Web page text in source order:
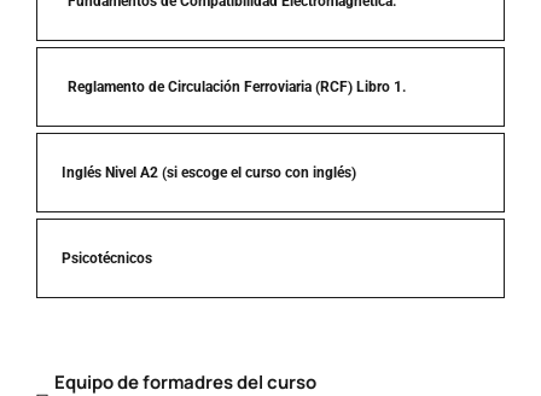
Reglamento de Circulación Ferroviaria (RCF) Libro 1.
Inglés Nivel A2 (si escoge el curso con inglés)
Psicotécnicos
Equipo de formadres del curso